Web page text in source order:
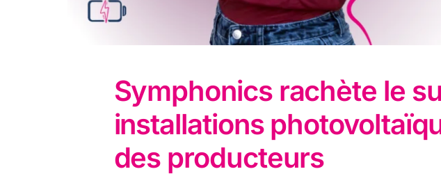
Symphonics rachète le
installations
des producteurs